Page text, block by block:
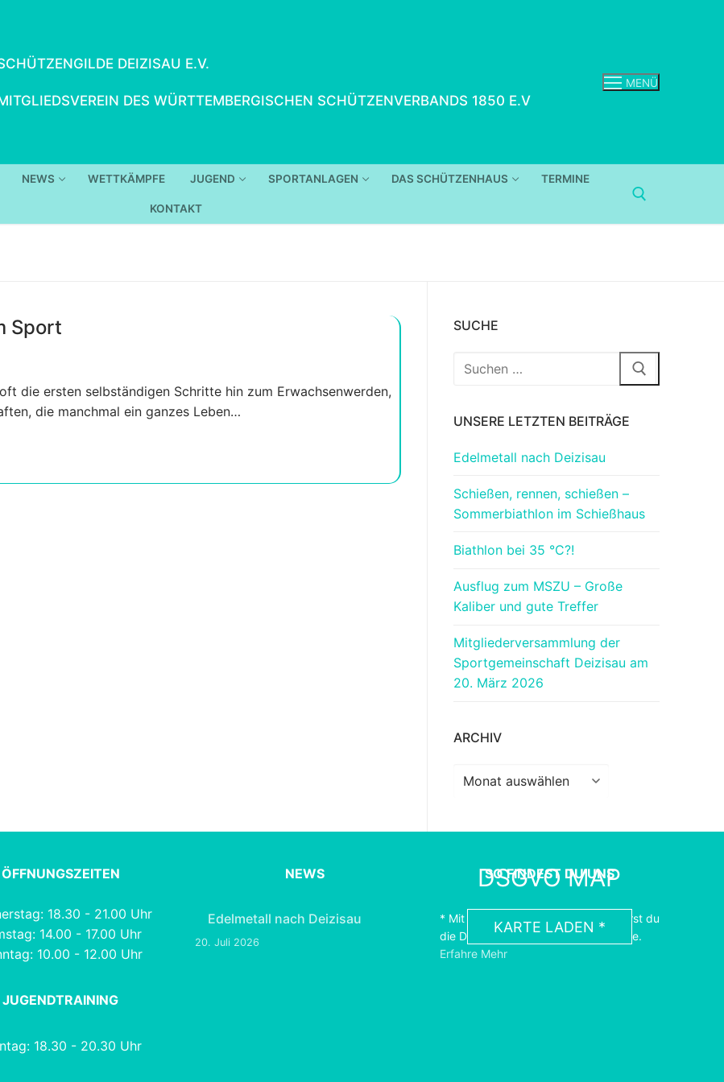
DEIZISAU E.V.
DES WÜRTTEMBERGISCHEN SCHÜTZENVERBANDS 1850 E.V
MENÜ
NEWS WETTKÄMPFE JUGEND SPORTANLAGEN DAS SCHÜTZENHAUS TERMINE
KONTAKT
Sport
die ersten selbständigen Schritte hin zum Erwachsenwerden,
die manchmal ein ganzes Leben…
SUCHE
Suchen
UNSERE LETZTEN BEITRÄGE
Edelmetall nach Deizisau
Schießen, rennen, schießen –
Sommerbiathlon im Schießhaus
Biathlon bei 35 °C?!
Ausflug zum MSZU – Große
Kaliber und gute Treffer
Mitgliederversammlung der
Sportgemeinschaft Deizisau am
20. März 2026
ARCHIV
Archiv
ÖFFNUNGSZEITEN
18.30 - 21.00 Uhr
14.00 - 17.00 Uhr
10.00 - 12.00 Uhr
JUGENDTRAINING
18.30 - 20.30 Uhr
NEWS
Edelmetall nach Deizisau
20. Juli 2026
SO FINDEST DU UNS
DSGVO MAP
KARTE LADEN *
* Mit dem Laden der Karte akzeptierst du
die Datenschutzerklärung von Google.
Erfahre Mehr